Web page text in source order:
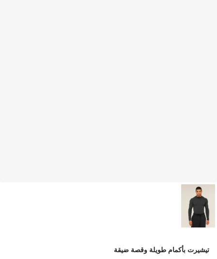
تيشيرت بأكمام طويلة وقصة ضيقة